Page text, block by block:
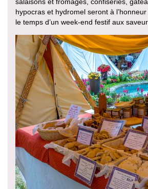
hypocras et hydromel seront à
le temps d’un week-end festif aux